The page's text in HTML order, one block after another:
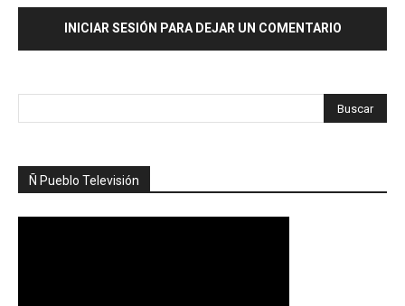
INICIAR SESIÓN PARA DEJAR UN COMENTARIO
Ñ Pueblo Televisión